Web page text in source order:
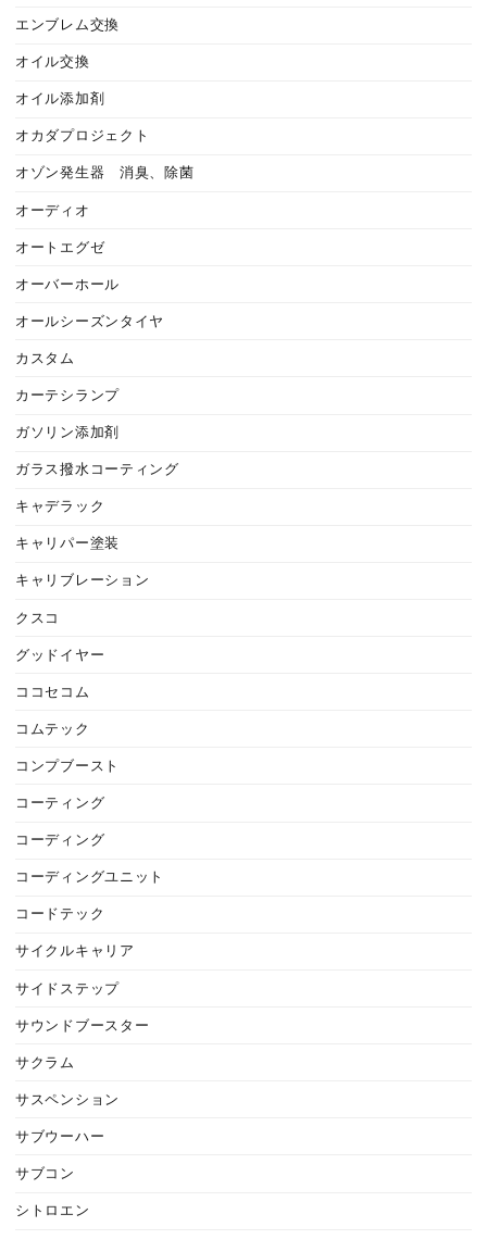
エンブレム交換
オイル交換
オイル添加剤
オカダプロジェクト
オゾン発生器 消臭、除菌
オーディオ
オートエグゼ
オーバーホール
オールシーズンタイヤ
カスタム
カーテシランプ
ガソリン添加剤
ガラス撥水コーティング
キャデラック
キャリパー塗装
キャリブレーション
クスコ
グッドイヤー
ココセコム
コムテック
コンプブースト
コーティング
コーディング
コーディングユニット
コードテック
サイクルキャリア
サイドステップ
サウンドブースター
サクラム
サスペンション
サブウーハー
サブコン
シトロエン